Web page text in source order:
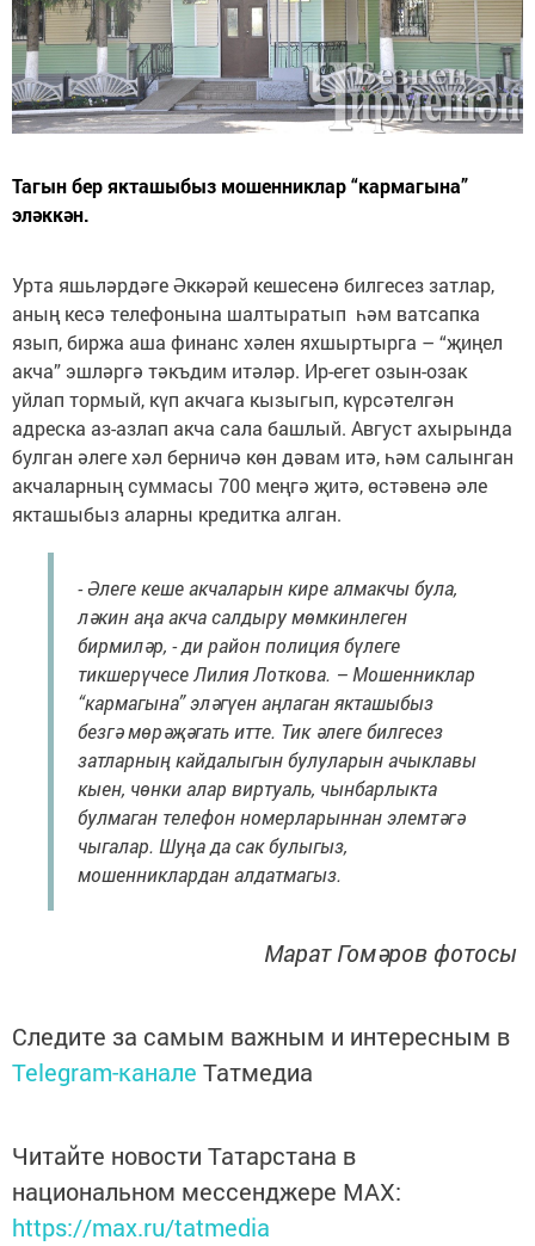
Тагын бер якташыбыз мошенниклар “кармагына”
эләккән.
Урта яшьләрдәге Әккәрәй кешесенә билгесез затлар,
аның кесә телефонына шалтыратып һәм ватсапка
язып, биржа аша финанс хәлен яхшыртырга – “җиңел
акча” эшләргә тәкъдим итәләр. Ир-егет озын-озак
уйлап тормый, күп акчага кызыгып, күрсәтелгән
адреска аз-азлап акча сала башлый. Август ахырында
булган әлеге хәл берничә көн дәвам итә, һәм салынган
акчаларның суммасы 700 меңгә җитә, өстәвенә әле
якташыбыз аларны кредитка алган.
- Әлеге кеше акчаларын кире алмакчы була,
ләкин аңа акча салдыру мөмкинлеген
бирмиләр, - ди район полиция бүлеге
тикшерүчесе Лилия Лоткова. – Мошенниклар
“кармагына” эләгүен аңлаган якташыбыз
безгә мөрәҗәгать итте. Тик әлеге билгесез
затларның кайдалыгын булуларын ачыклавы
кыен, чөнки алар виртуаль, чынбарлыкта
булмаган телефон номерларыннан элемтәгә
чыгалар. Шуңа да сак булыгыз,
мошенниклардан алдатмагыз.
Марат Гомәров фотосы
Следите за самым важным и интересным в
Telegram-канале Татмедиа
Читайте новости Татарстана в
национальном мессенджере MАХ:
https://max.ru/tatmedia